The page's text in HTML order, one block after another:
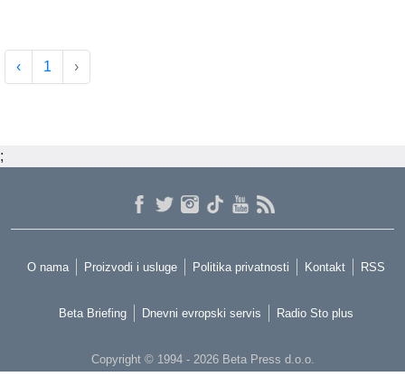
‹ 1 ›
;
O nama Proizvodi i usluge Politika privatnosti Kontakt RSS
Beta Briefing Dnevni evropski servis Radio Sto plus
Copyright © 1994 - 2026 Beta Press d.o.o.